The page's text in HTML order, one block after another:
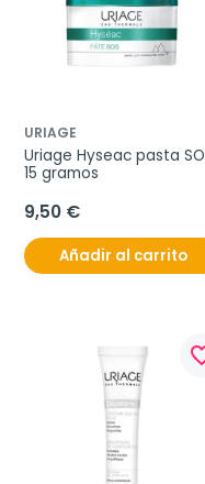
URIAGE
Uriage Hyseac pasta
15 gramos
9,50 €
Añadir al carrito